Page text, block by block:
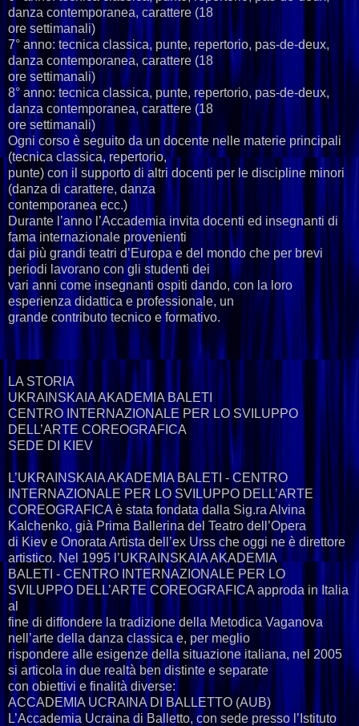
danza contemporanea, carattere (18
ore settimanali)
7° anno: tecnica classica, punte, repertorio, pas-de-deux,
danza contemporanea, carattere (18
ore settimanali)
8° anno: tecnica classica, punte, repertorio, pas-de-deux,
danza contemporanea, carattere (18
ore settimanali)
Ogni corso è seguito da un docente nelle materie principali
(tecnica classica, repertorio,
punte) con il supporto di altri docenti per le discipline minori
(danza di carattere, danza
contemporanea ecc.)
Durante l’anno l’Accademia invita docenti ed insegnanti di
fama internazionale provenienti
dai più grandi teatri d’Europa e del mondo che per brevi
periodi lavorano con gli studenti dei
vari anni come insegnanti ospiti dando, con la loro
esperienza didattica e professionale, un
grande contributo tecnico e formativo.
LA STORIA
UKRAINSKAIA AKADEMIA BALETI
CENTRO INTERNAZIONALE PER LO SVILUPPO
DELL’ARTE COREOGRAFICA
SEDE DI KIEV
L’UKRAINSKAIA AKADEMIA BALETI - CENTRO
INTERNAZIONALE PER LO SVILUPPO DELL’ARTE
COREOGRAFICA è stata fondata dalla Sig.ra Alvina
Kalchenko, già Prima Ballerina del Teatro dell’Opera
di Kiev e Onorata Artista dell’ex Urss che oggi ne è direttore
artistico. Nel 1995 l’UKRAINSKAIA AKADEMIA
BALETI - CENTRO INTERNAZIONALE PER LO
SVILUPPO DELL’ARTE COREOGRAFICA approda in Italia
al
fine di diffondere la tradizione della Metodica Vaganova
nell’arte della danza classica e, per meglio
rispondere alle esigenze della situazione italiana, nel 2005
si articola in due realtà ben distinte e separate
con obiettivi e finalità diverse:
ACCADEMIA UCRAINA DI BALLETTO (AUB)
L’Accademia Ucraina di Balletto, con sede presso l’Istituto